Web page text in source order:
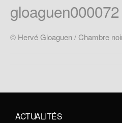
gloaguen000072
© Hervé Gloaguen / Chambre
ACTUALITÉS